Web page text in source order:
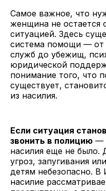
Самое важное, что
женщина не остается
ситуацией. Здесь
система помощи — от
служб до убежищ,
юридической
понимание того, что
существует,
из насилия.
Если ситуация
звонить в полицию —
насилия еще не было.
угроз, запугивания
детям небезопасно.
насилие